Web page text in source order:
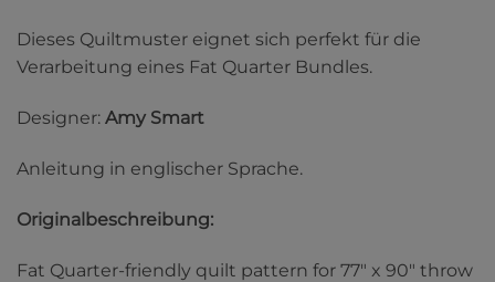
Dieses Quiltmuster eignet sich perfekt für die
Verarbeitung eines Fat Quarter Bundles.
Designer: Amy Smart
Anleitung in englischer Sprache.
Originalbeschreibung:
Fat Quarter-friendly quilt pattern for 77″ x 90″ throw